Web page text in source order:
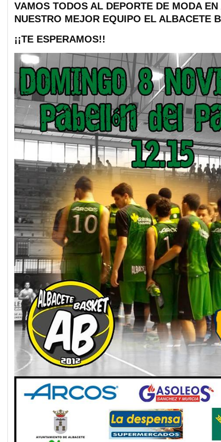
VAMOS TODOS AL DEPORTE DE MODA
NUESTRO MEJOR EQUIPO EL ALBACETE
¡¡TE ESPERAMOS!!